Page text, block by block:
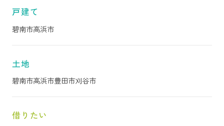
戸建て
碧南市高浜市
土地
碧南市高浜市豊田市刈谷市
借りたい